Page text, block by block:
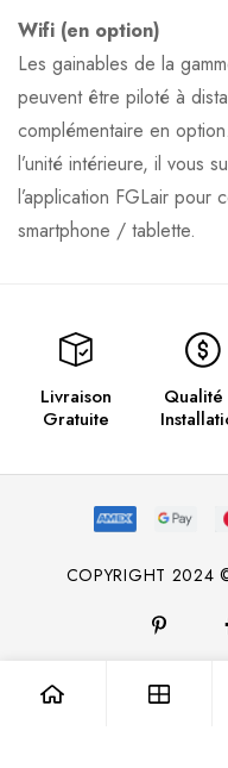
Wifi (en option)
Les gainables de la
peuvent être piloté à
complémentaire en
l’unité intérieure, il vous
l’application FGLair pour
smartphone / tablette.
Livraison
Gratuite
COPYRIGHT 2024